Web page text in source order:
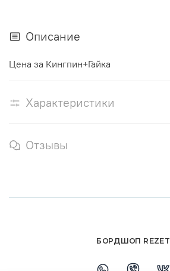
Описание
Цена за Кингпин+Гайка
Характеристики
Отзывы
БОРДШОП REZET